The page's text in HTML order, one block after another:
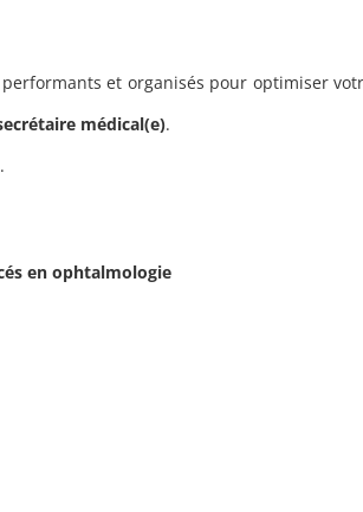
et organisés pour optimiser
médical(e).
en ophtalmologie